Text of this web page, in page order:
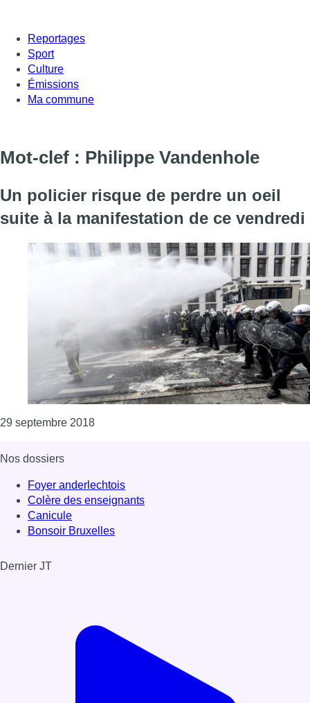
Reportages
Sport
Culture
Émissions
Ma commune
Mot-clef : Philippe Vandenhole
Un policier risque de perdre un oeil
suite à la manifestation de ce vendredi
29 septembre 2018Consulter l'article "Un policier risque de
Nos dossiers
Foyer anderlechtois
Colère des enseignants
Canicule
Bonsoir Bruxelles
Dernier JT